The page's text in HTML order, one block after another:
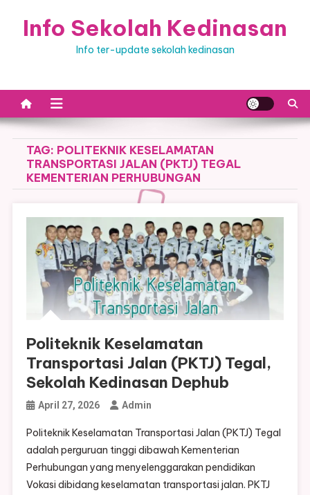
Info Sekolah Kedinasan
Info ter-update sekolah kedinasan
TAG: POLITEKNIK KESELAMATAN
TRANSPORTASI JALAN (PKTJ) TEGAL
KEMENTERIAN PERHUBUNGAN
Politeknik Keselamatan
Transportasi Jalan (PKTJ) Tegal,
Sekolah Kedinasan Dephub
April 27, 2026 Admin
Politeknik Keselamatan Transportasi Jalan (PKTJ) Tegal
adalah perguruan tinggi dibawah Kementerian
Perhubungan yang menyelenggarakan pendidikan
Vokasi dibidang keselamatan transportasi jalan. PKTJ